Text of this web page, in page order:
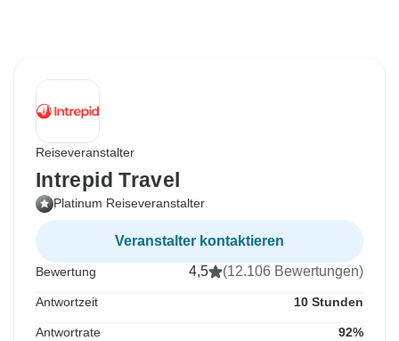
Reiseveranstalter
Intrepid Travel
Platinum Reiseveranstalter
Veranstalter kontaktieren
Bewertung 4,5 (12.106 Bewertungen)
Antwortzeit 10 Stunden
Antwortrate 92%